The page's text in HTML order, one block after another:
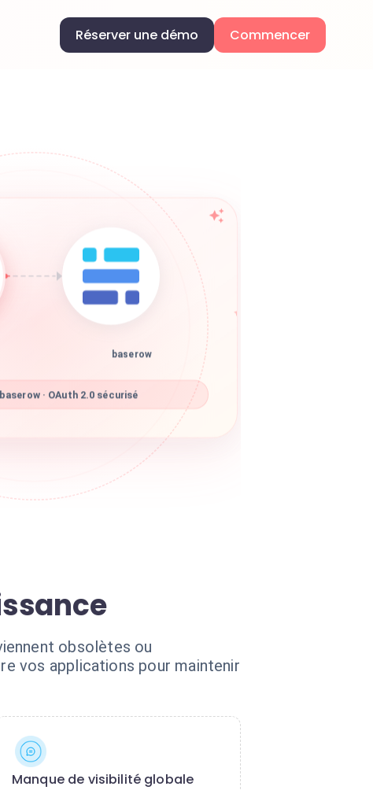
Réserver une démo Commencer
baserow
· OAuth 2.0 sécurisé
obsolètes ou
vos applications pour maintenir
Manque de visibilité globale